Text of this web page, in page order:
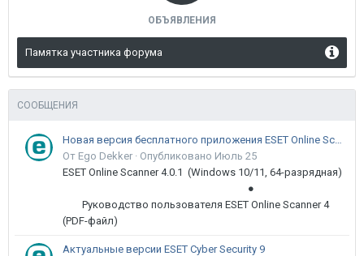
ОБЪЯВЛЕНИЯ
Памятка участника форума
СООБЩЕНИЯ
От Ego Dekker · Опубликовано Июль 25
ESET Online Scanner 4.0.1 (Windows 10/11, 64-разрядная)
●
Руководство пользователя ESET Online Scanner 4
(PDF-файл)
Актуальные версии ESET Cyber Security 9